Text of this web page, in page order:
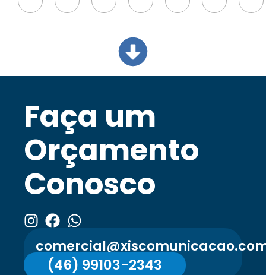
Faça um
Orçamento
Conosco
(46) 99103-2343